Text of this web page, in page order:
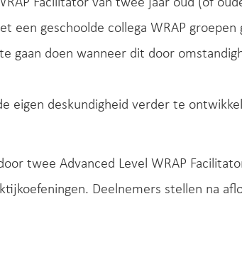
een geschoolde collega WRAP
gaan doen wanneer dit door
eigen deskundigheid verder te
twee Advanced Level WRAP
Deelnemers stellen na